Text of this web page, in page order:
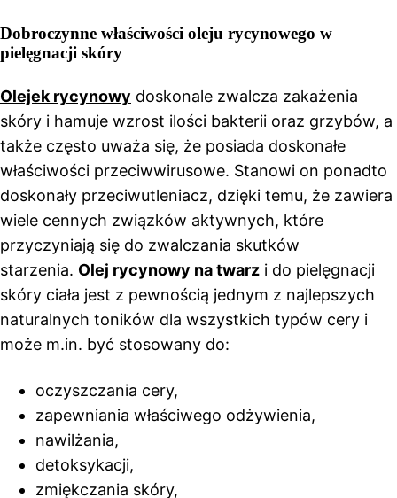
Dobroczynne właściwości oleju rycynowego w
pielęgnacji skóry
Olejek rycynowy doskonale zwalcza zakażenia
skóry i hamuje wzrost ilości bakterii oraz grzybów, a
także często uważa się, że posiada doskonałe
właściwości przeciwwirusowe. Stanowi on ponadto
doskonały przeciwutleniacz, dzięki temu, że zawiera
wiele cennych związków aktywnych, które
przyczyniają się do zwalczania skutków
starzenia. Olej rycynowy na twarz i do pielęgnacji
skóry ciała jest z pewnością jednym z najlepszych
naturalnych toników dla wszystkich typów cery i
może m.in. być stosowany do:
oczyszczania cery,
zapewniania właściwego odżywienia,
nawilżania,
detoksykacji,
zmiękczania skóry,